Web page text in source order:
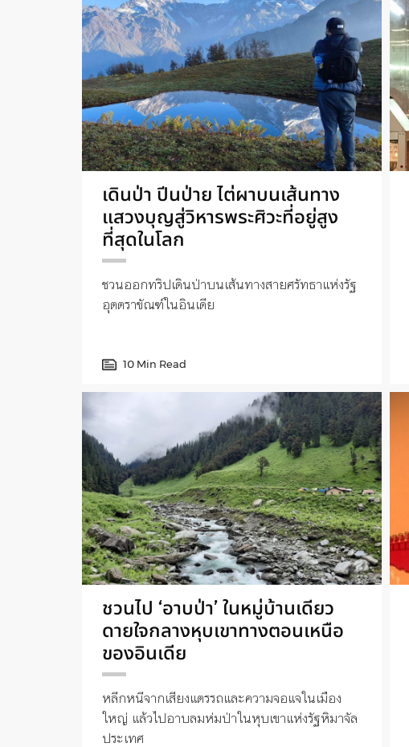
เดินป่า ปีนป่าย ไต่ผาบนเส้นทาง
แสวงบุญสู่วิหารพระศิวะที่อยู่สูง
ที่สุดในโลก
ชวนออกทริปเดินป่าบนเส้นทางสายศรัทธาแห่งรัฐ
อุตตราขัณฑ์ในอินเดีย
10 Min Read
ชวนไป ‘อาบป่า’ ในหมู่บ้านเดียว
ดายใจกลางหุบเขาทางตอนเหนือ
ของอินเดีย
หลีกหนีจากเสียงแตรรถและความจอแจในเมือง
ใหญ่ แล้วไปอาบลมห่มป่าในหุบเขาแห่งรัฐหิมาจัล
ประเทศ